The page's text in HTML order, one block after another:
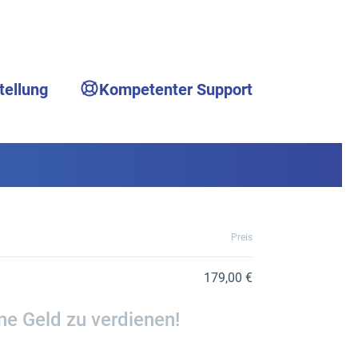
Kompetenter Support
Preis
Geld zu verdienen!
179,00 €